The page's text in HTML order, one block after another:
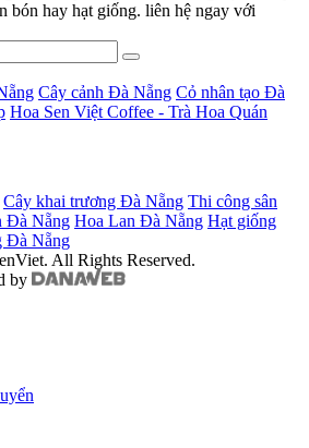
bón hay hạt giống. liên hệ ngay với
Cây cảnh Đà Nẵng Cỏ nhân tạo Đà
Hoa Sen Việt Coffee - Trà Hoa Quán
Cây khai trương Đà Nẵng Thi công sân
Đà Nẵng Hoa Lan Đà Nẵng Hạt giống
Đà Nẵng
All Rights Reserved.
by